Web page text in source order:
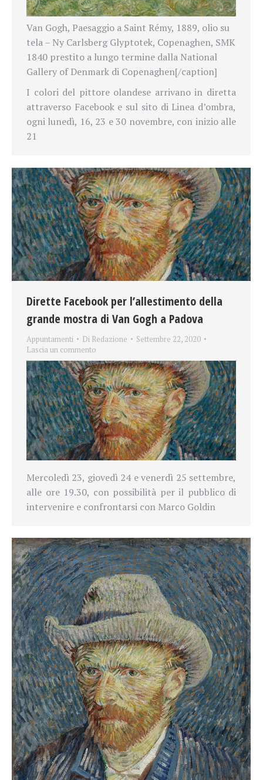
Van Gogh, Paesaggio a Saint Rémy, 1889, olio su
tela – Ny Carlsberg Glyptotek, Copenaghen, SMK
1840 prestito a lungo termine dalla National
Gallery of Denmark di Copenaghen[/caption]
I colori del pittore olandese arrivano in diretta
attraverso Facebook e sul sito di Linea d’ombra,
ogni lunedì, 16, 23 e 30 novembre, con inizio alle
21
Dirette Facebook per l’allestimento della
grande mostra di Van Gogh a Padova
Appuntamenti Di Redazione
Settembre 22, 2020
Lascia un commento
Mercoledì 23, giovedì 24 e venerdì 25 settembre,
alle ore 19.30, con possibilità per il pubblico di
intervenire e confrontarsi con Marco Goldin